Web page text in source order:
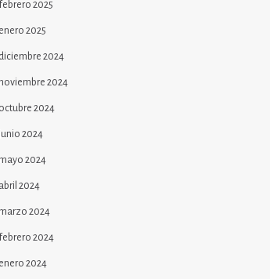
febrero 2025
enero 2025
diciembre 2024
noviembre 2024
octubre 2024
2024
mayo 2024
abril 2024
marzo 2024
febrero 2024
enero 2024